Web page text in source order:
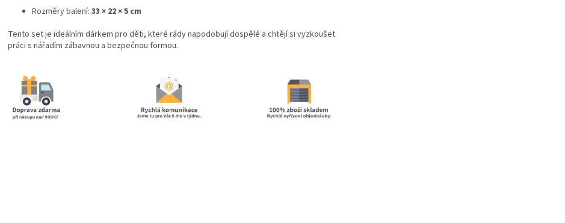
Rozměry balení: 33 × 22 × 5 cm
Tento set je ideálním dárkem pro děti, které rády napodobují dospělé a chtějí si vyzkoušet
práci s nářadím zábavnou a bezpečnou formou.